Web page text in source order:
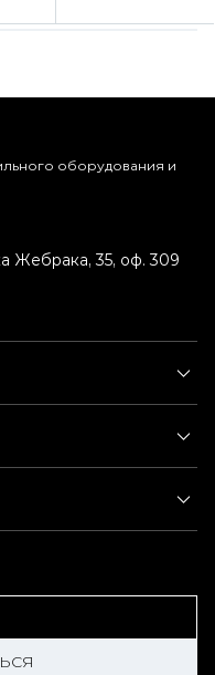
оборудования и
Жебрака, 35, оф. 309